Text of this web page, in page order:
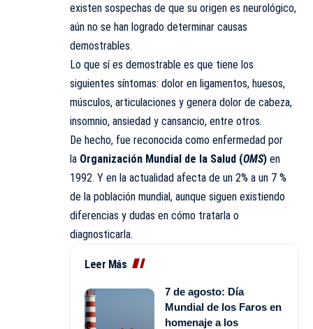
existen sospechas de que su origen es neurológico,
aún no se han logrado determinar causas
demostrables.
Lo que sí es demostrable es que tiene los
siguientes síntomas: dolor en ligamentos, huesos,
músculos, articulaciones y genera dolor de cabeza,
insomnio, ansiedad y cansancio, entre otros.
De hecho, fue reconocida como enfermedad por
la Organización Mundial de la Salud (OMS) en
1992. Y en la actualidad afecta de un 2% a un 7 %
de la población mundial, aunque siguen existiendo
diferencias y dudas en cómo tratarla o
diagnosticarla.
Leer Más
7 de agosto: Día
Mundial de los Faros en
homenaje a los